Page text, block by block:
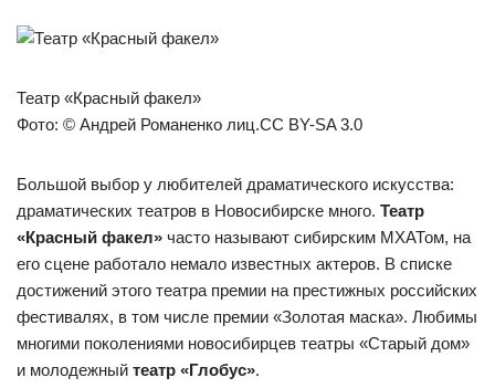
Театр «Красный факел»
Фото: © Андрей Романенко лиц.CC BY-SA 3.0
Большой выбор у любителей драматического искусства:
драматических театров в Новосибирске много. Театр
«Красный факел» часто называют сибирским МХАТом, на
его сцене работало немало известных актеров. В списке
достижений этого театра премии на престижных российских
фестивалях, в том числе премии «Золотая маска». Любимы
многими поколениями новосибирцев театры «Старый дом»
и молодежный театр «Глобус».